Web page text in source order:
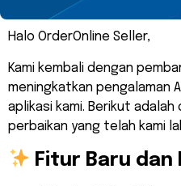
Halo OrderOnline Seller,
Kami kembali dengan
meningkatkan pengalaman
aplikasi kami. Berikut
perbaikan yang telah kami
Fitur Baru dan